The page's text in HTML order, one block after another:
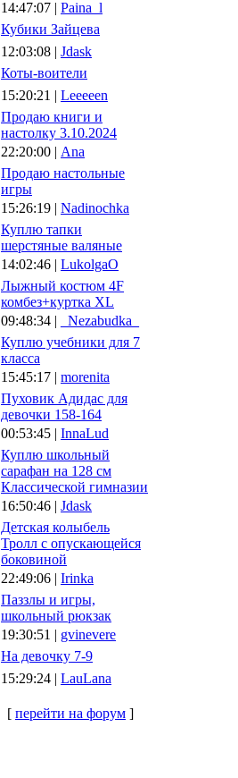
14:47:07 | Paina_l
Кубики Зайцева
12:03:08 | Jdask
Коты-воители
15:20:21 | Leeeeen
Продаю книги и
настолку 3.10.2024
22:20:00 | Ana
Продаю настольные
игры
15:26:19 | Nadinochka
Куплю тапки
шерстяные валяные
14:02:46 | LukolgaO
Лыжный костюм 4F
комбез+куртка XL
09:48:34 |
_Nezabudka_
Куплю учебники для 7
класса
15:45:17 | morenita
Пуховик Адидас для
девочки 158-164
00:53:45 | InnaLud
Куплю школьный
сарафан на 128 см
Классической гимназии
16:50:46 | Jdask
Детская колыбель
Тролл с опускающейся
боковиной
22:49:06 | Irinka
Паззлы и игры,
школьный рюкзак
19:30:51 | gvinevere
Hа девочку 7-9
15:29:24 | LauLana
[ перейти на форум ]